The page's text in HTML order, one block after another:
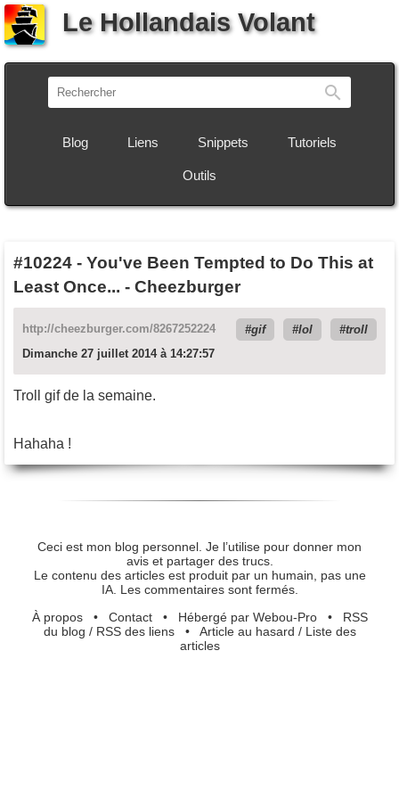
Le Hollandais Volant
Blog Liens Snippets Tutoriels
Outils
#10224 - You've Been Tempted to Do This at
Least Once... - Cheezburger
http://cheezburger.com/8267252224 gif lol
troll
Dimanche 27 juillet 2014 à 14:27:57
Troll gif de la semaine.
Hahaha !
Ceci est mon blog personnel. Je l’utilise pour donner mon
avis et partager des trucs.
Le contenu des articles est produit par un humain, pas une
IA. Les commentaires sont fermés.
À propos• Contact• Hébergé par Webou-Pro• RSS
du blog / RSS des liens• Article au hasard / Liste des
articles